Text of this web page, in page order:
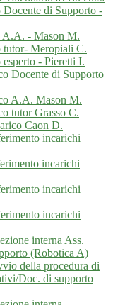
di Supporto -
A.A. - Mason M.
tutor- Meropiali C.
- Pieretti I.
Docente di Supporto
A.A. Mason M.
tutor Grasso C.
Caon D.
incarichi
incarichi
incarichi
incarichi
interna Ass.
(Robotica A)
della procedura di
Doc. di supporto